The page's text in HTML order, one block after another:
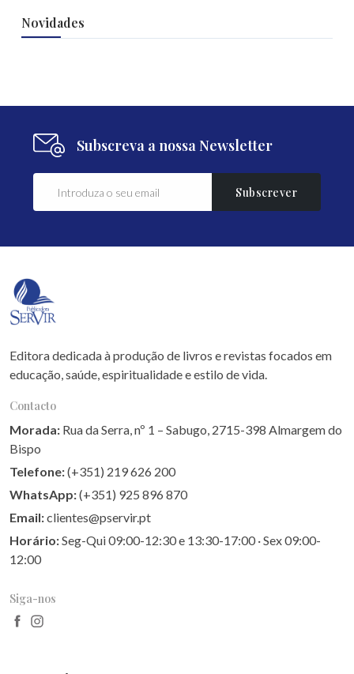
Novidades
Subscreva a nossa Newsletter
Subscrever
Editora dedicada à produção de livros e revistas focados em
educação, saúde, espiritualidade e estilo de vida.
Contacto
Morada: Rua da Serra, nº 1 – Sabugo, 2715-398 Almargem do
Bispo
Telefone:(+351) 219 626 200
WhatsApp:(+351) 925 896 870
Email:clientes@pservir.pt
Horário:Seg-Qui 09:00-12:30 e 13:30-17:00 · Sex 09:00-
12:00
Siga-nos